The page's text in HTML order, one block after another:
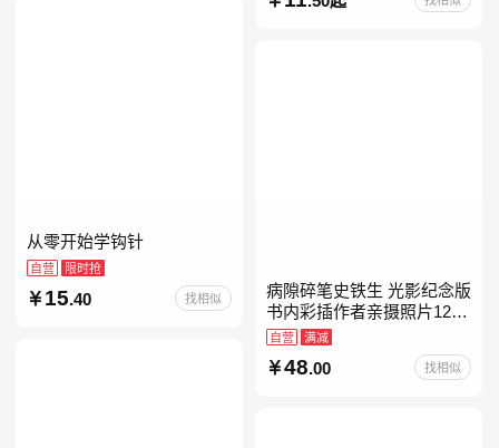
年级课外阅读经典名著故事
从零开始学钩针
自营 限时抢
15.40 找相似
病隙碎笔史铁生 光影纪念版
书内彩插作者亲摄照片12幅
史铁生充满灵性光辉的生命
自营 满减
48.00 找相似